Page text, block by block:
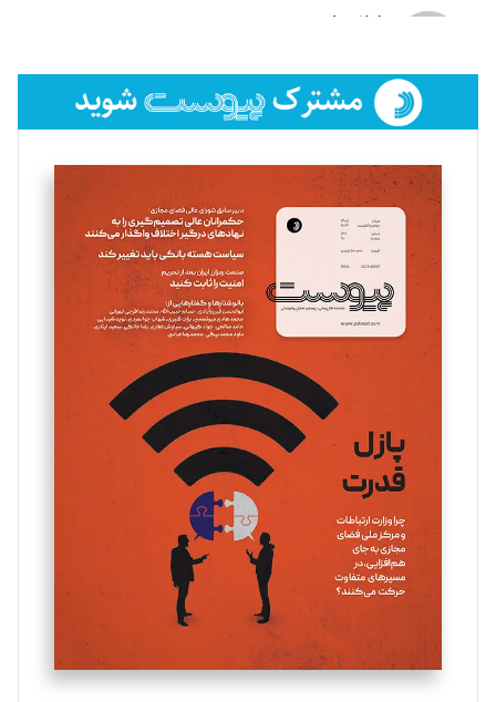
لیلا حنارود
فائزه فتحی رستمی
تحریریه
سروش کرمیان
تحریریه
مینا پاکدل
یسنا امان‌پور
تحریریه
ملینا جعفری
تحریریه
مصطفی مسجدی آرانی
تحریریه